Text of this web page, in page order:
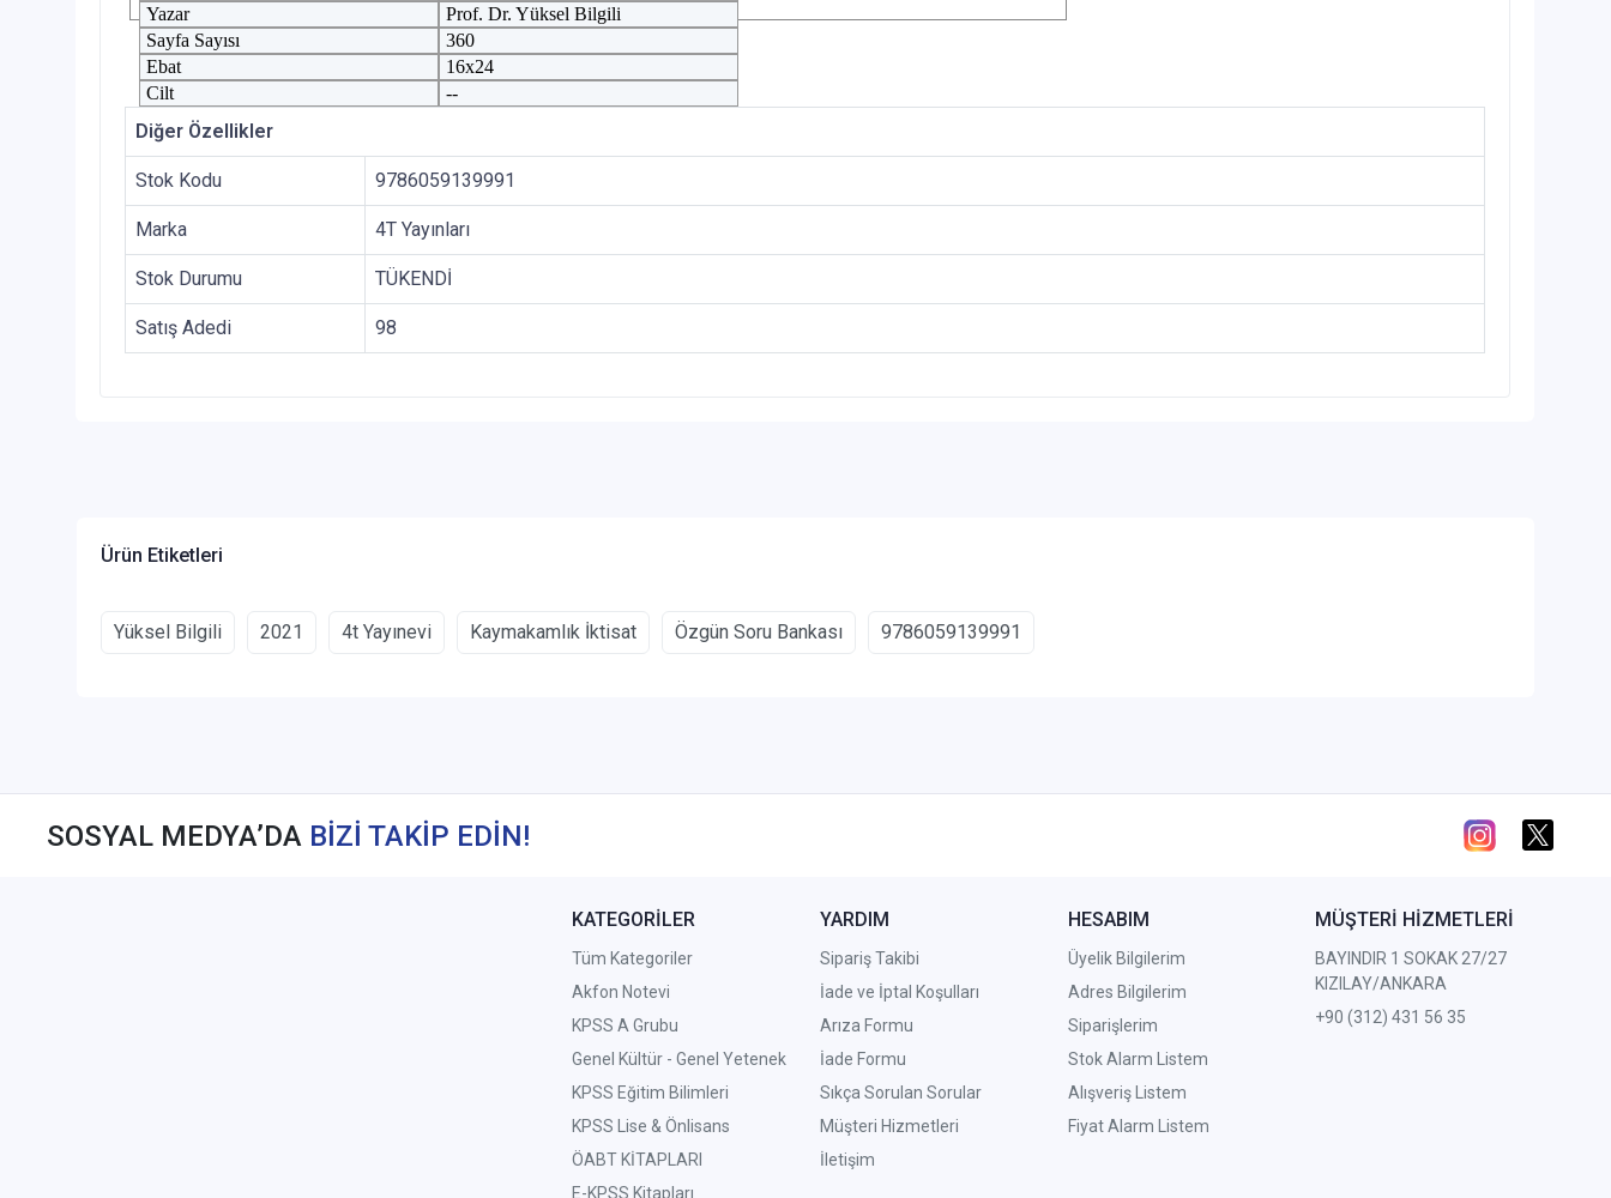
Yazar
Prof. Dr. Yüksel Bilgili
Sayfa Sayısı
360
Ebat
16x24
Cilt
--
Diğer Özellikler
Stok Kodu 9786059139991
Marka 4T Yayınları
Stok Durumu TÜKENDİ
Satış Adedi 98
Ürün Etiketleri
Yüksel Bilgili 2021 4t Yayınevi Kaymakamlık İktisat Özgün Soru Bankası 9786059139991
SOSYAL MEDYA’DA BİZİ TAKİP EDİN!
KATEGORİLER
Tüm Kategoriler
Akfon Notevi
KPSS A Grubu
Genel Kültür - Genel Yetenek
KPSS Eğitim Bilimleri
KPSS Lise & Önlisans
ÖABT KİTAPLARI
E-KPSS Kitapları
YARDIM
Sipariş Takibi
İade ve İptal Koşulları
Arıza Formu
İade Formu
Sıkça Sorulan Sorular
Müşteri Hizmetleri
İletişim
HESABIM
Üyelik Bilgilerim
Adres Bilgilerim
Siparişlerim
Stok Alarm Listem
Alışveriş Listem
Fiyat Alarm Listem
MÜŞTERİ HİZMETLERİ
BAYINDIR 1 SOKAK 27/27
KIZILAY/ANKARA
+90 (312) 431 56 35